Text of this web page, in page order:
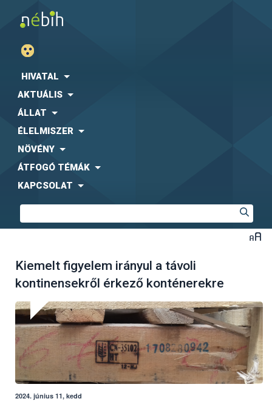
HIVATAL
AKTUÁLIS
ÁLLAT
ÉLELMISZER
NÖVÉNY
ÁTFOGÓ TÉMÁK
KAPCSOLAT
Kiemelt figyelem irányul a távoli
kontinensekről érkező konténerekre
2024. június 11, kedd